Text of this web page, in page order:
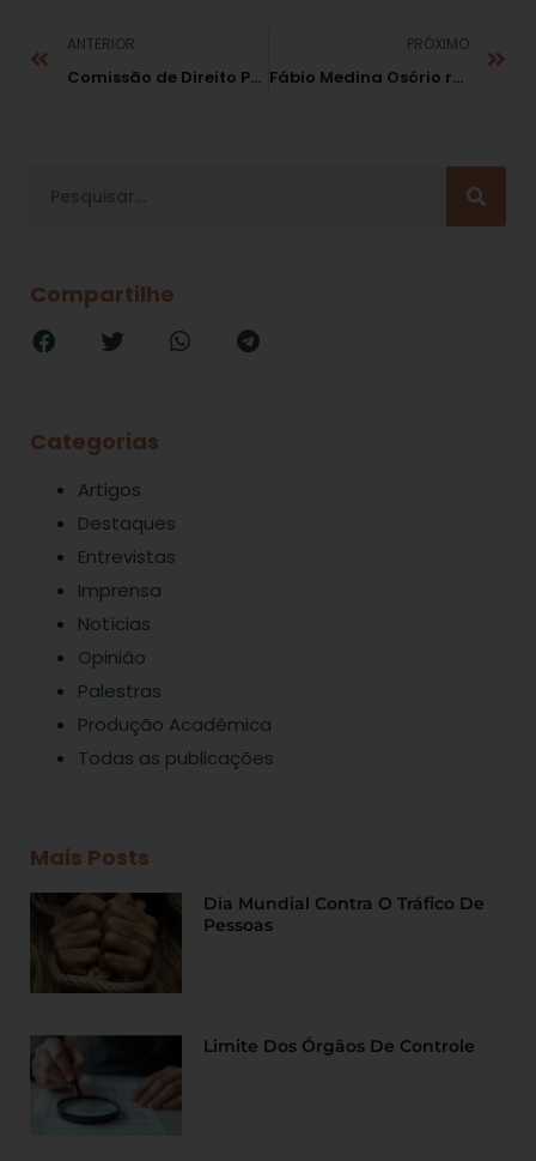
ANTERIOR
Comissão de Direito Previdenciário da OAB-RJ se reúne no Rio com a participação de Dennis CIncinatus, do Medina Osório Advogados
PRÓXIMO
Fábio Medina Osório relançará obra em junho.
Compartilhe
Categorias
Artigos
Destaques
Entrevistas
Imprensa
Notícias
Opinião
Palestras
Produção Acadêmica
Todas as publicações
Mais Posts
Dia Mundial Contra O Tráfico De
Pessoas
Limite Dos Órgãos De Controle